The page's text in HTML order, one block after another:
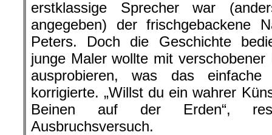
erstklassige Sprecher war
angegeben) der frischgebackene
Peters. Doch die Geschichte
junge Maler wollte mit
ausprobieren, was das
korrigierte. „Willst du ein wahrer
Beinen auf der Erden“,
Ausbruchsversuch.